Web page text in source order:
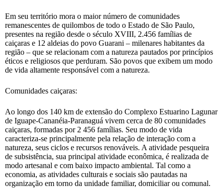
Em seu território mora o maior número de comunidades
remanescentes de quilombos de todo o Estado de São Paulo,
presentes na região desde o século XVIII, 2.456 famílias de
caiçaras e 12 aldeias do povo Guarani – milenares habitantes da
região – que se relacionam com a natureza pautados por princípios
éticos e religiosos que perduram. São povos que exibem um modo
de vida altamente responsável com a natureza.
Comunidades caiçaras:
Ao longo dos 140 km de extensão do Complexo Estuarino Lagunar
de Iguape-Cananéia-Paranaguá vivem cerca de 80 comunidades
caiçaras, formadas por 2 456 famílias. Seu modo de vida
caracteriza-se principalmente pela relação de interação com a
natureza, seus ciclos e recursos renováveis. A atividade pesqueira
de subsistência, sua principal atividade econômica, é realizada de
modo artesanal e com baixo impacto ambiental. Tal como a
economia, as atividades culturais e sociais são pautadas na
organização em torno da unidade familiar, domiciliar ou comunal.